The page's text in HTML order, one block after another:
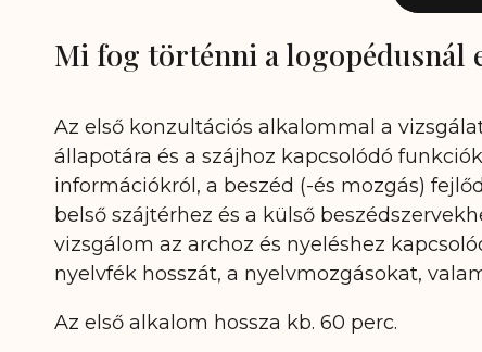
Mi fog történni a logopédusnál
Az első konzultációs alkalommal a
állapotára és a szájhoz kapcsolódó
információkról, a beszéd (-és mozgás)
belső szájtérhez és a külső
vizsgálom az archoz és nyeléshez
nyelvfék hosszát, a nyelvmozgásokat,
Az első alkalom hossza kb. 60 perc.